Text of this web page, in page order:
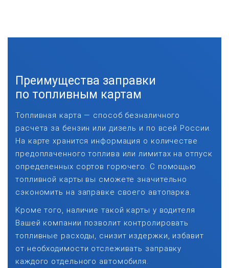
Преимущества заправки
по топливным картам
Топливная карта — способ безналичного
расчета за бензин или дизель и по всей России.
На карте хранится информация о количестве
предоплаченного топлива или лимитах на отпуск
определенных сортов горючего. С помощью
топливной карты вы сможете значительно
сэкономить на заправке своего автопарка.
Кроме того, наличие такой карты у водителя
Вашей компании позволит контролировать
топливные расходы, снизит издержки, избавит
от необходимости отслеживать заправку
каждого отдельного автомобиля.